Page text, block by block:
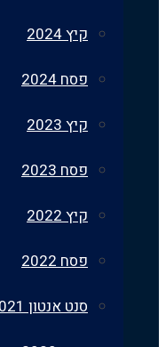
סנט אנטון 2021